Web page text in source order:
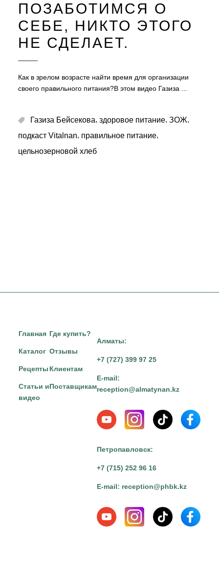
ПОЗАБОТИМСЯ О
СЕБЕ, НИКТО ЭТОГО
НЕ СДЕЛАЕТ.
Как в зрелом возрасте найти время для организации
своего правильного питания?В этом видео Газиза
Газиза Бейсекова, здоровое питание, ЗОЖ,
подкаст Vitalnan, правильное питание,
цельнозерновой хлеб
Главная
Каталог
Рецепты
Статьи и
видео
Где купить?
Отзывы
Клиентам
Поставщикам
Алматы:
+7 (727) 399 97 25
E-mail:
reception@almatynan.kz
Петропавловск:
+7 (715) 252 96 16
E-mail: reception@phbk.kz